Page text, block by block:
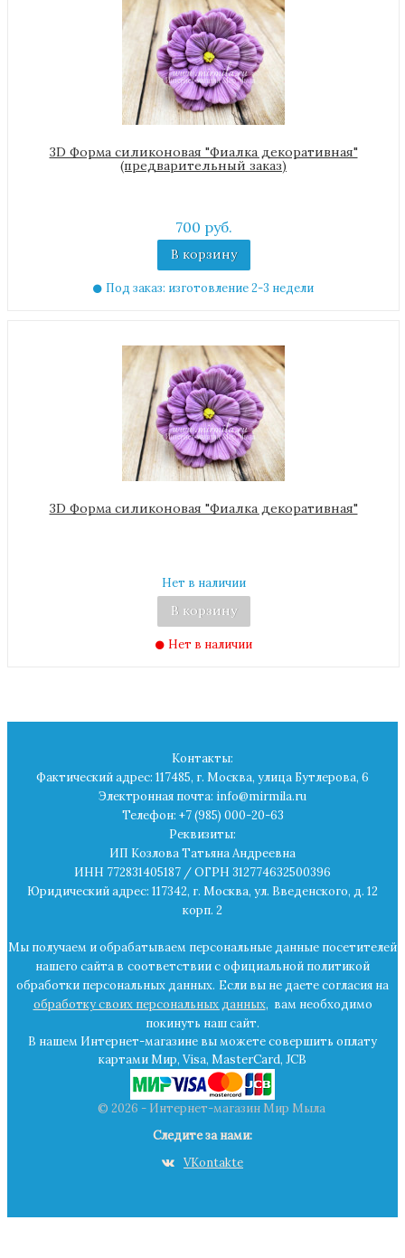
3D Форма силиконовая "Фиалка декоративная"
(предварительный заказ)
700 руб.
В корзину
Под заказ: изготовление 2-3 недели
3D Форма силиконовая "Фиалка декоративная"
Нет в наличии
В корзину
Нет в наличии
Контакты:
Фактический адрес: 117485, г. Москва, улица Бутлерова, 6
Электронная почта: info@mirmila.ru
Телефон: +7 (985) 000-20-63
Реквизиты:
ИП Козлова Татьяна Андреевна
ИНН 772831405187 / ОГРН 312774632500396
Юридический адрес: 117342, г. Москва, ул. Введенского, д. 12
корп. 2
Мы получаем и обрабатываем персональные данные посетителей
нашего сайта в соответствии с официальной политикой
обработки персональных данных. Если вы не даете согласия на
обработку своих персональных данных, вам необходимо
покинуть наш сайт.
В нашем Интернет-магазине вы можете совершить оплату
картами Мир, Visa, MasterCard, JCB
© 2026 - Интернет-магазин Мир Мыла
Следите за нами:
VKontakte